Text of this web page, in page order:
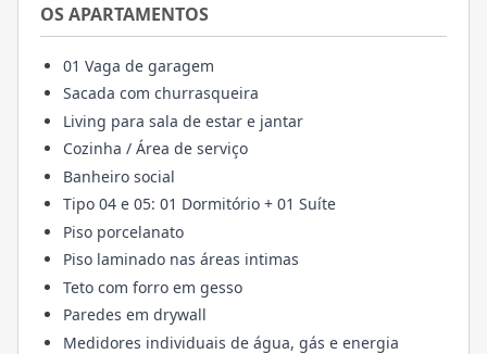
OS APARTAMENTOS
01 Vaga de garagem
Sacada com churrasqueira
Living para sala de estar e jantar
Cozinha / Área de serviço
Banheiro social
Tipo 04 e 05: 01 Dormitório + 01 Suíte
Piso porcelanato
Piso laminado nas áreas intimas
Teto com forro em gesso
Paredes em drywall
Medidores individuais de água, gás e energia